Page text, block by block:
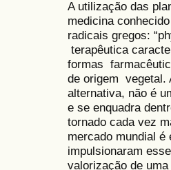
A utilização das
medicina
radicais gregos:
terapêutica
formas
de origem vegetal.
alternativa, não é
e se enquadra
tornado cada vez
mercado mundial
impulsionaram
valorização de